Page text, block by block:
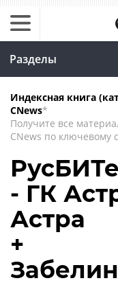
Разделы
Индексная книга
CNews*
Получите все
CNews по ключевому
- ГК
Астра
+